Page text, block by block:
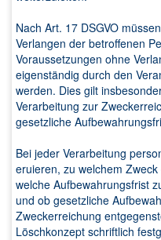
Nach Art. 17 DSGVO
Verlangen der betroffenen
Voraussetzungen ohne
eigenständig durch den
werden. Dies gilt
Verarbeitung zur
gesetzliche
Bei jeder Verarbeitung
eruieren, zu welchem
welche Aufbewahrungsfrist
und ob gesetzliche
Zweckerreichung
Löschkonzept schriftlich